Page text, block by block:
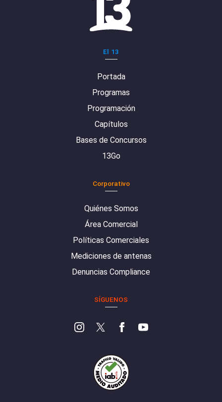
El 13
Portada
Programas
Programación
Capítulos
Bases de Concursos
13Go
Corporativo
Quiénes Somos
Área Comercial
Políticas Comerciales
Mediciones de antenas
Denuncias Compliance
SÍGUENOS